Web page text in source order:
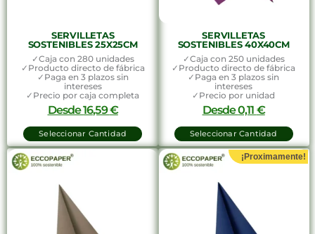
SERVILLETAS
SOSTENIBLES 25X25CM
✓Caja con 280 unidades
✓Producto directo de fábrica
✓Paga en 3 plazos sin
intereses
✓Precio por caja completa
Desde16,59€
Seleccionar Cantidad
SERVILLETAS
SOSTENIBLES 40X40CM
✓Caja con 250 unidades
✓Producto directo de fábrica
✓Paga en 3 plazos sin
intereses
✓Precio por unidad
Desde0,11 €
Seleccionar Cantidad
¡Proximamente!